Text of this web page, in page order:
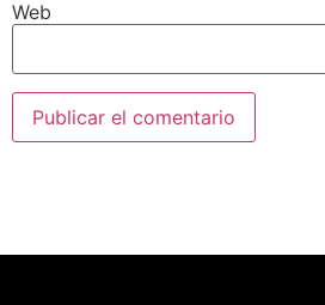
Web